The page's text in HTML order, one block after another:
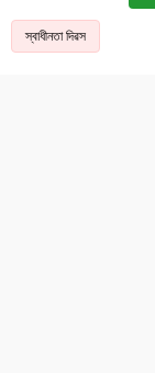
স্বাধীনতা দিৱস